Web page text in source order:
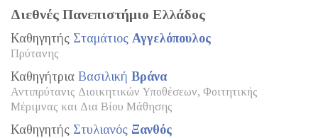
Διεθνές Πανεπιστήμιο Ελλάδος
Καθηγητής Σταμάτιος Αγγελόπουλος
Πρύτανης
Καθηγήτρια Βασιλική Βράνα
Αντιπρύτανις Διοικητικών Υποθέσεων, Φοιτητικής
Μέριμνας και Δια Βίου Μάθησης
Καθηγητής Στυλιανός Ξανθός